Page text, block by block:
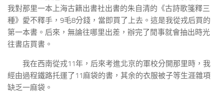
我對那里一本上海古籍出書社出書的朱自清的《古詩歌箋釋三
種》愛不釋手，9毛8分錢，當即買了上去。這是我從戎后買的
第一本書。后來，無論往哪里出差，辦完了閒事就會抽出時光
往書店買書。
我在西南從戎11年，后來考進北京的軍校分開那里時，我
經由過程鐵路托運了11麻袋的書，其余的衣服被子等生涯雜項
缺乏一麻袋。